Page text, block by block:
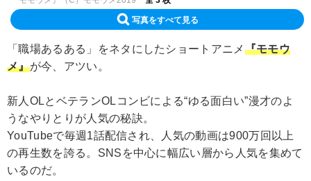
写真をすべて見る
「職場あるある」をネタにしたショートアニメ 『モモウ
メ』が今、アツい。
新人OLとベテランOLコンビによる“ゆる面白い”漫才のよ
うなやりとりが人気の秘訣。
YouTubeで毎週1話配信され、人気の動画は900万回以上
の再生数を誇る。SNSを中心に幅広い層から人気を集めて
いるのだ。